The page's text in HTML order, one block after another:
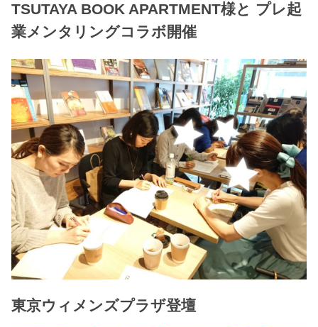
TSUTAYA BOOK APARTMENT様と プレ起
業メンタリングコラボ開催
東京ウィメンズプラザ登壇